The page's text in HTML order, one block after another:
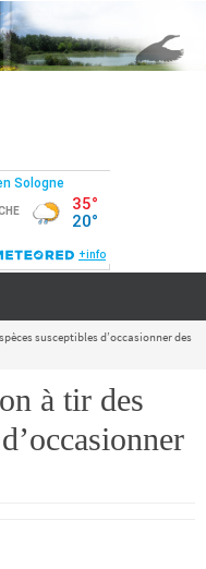
susceptibles d’occasionner des
à tir des